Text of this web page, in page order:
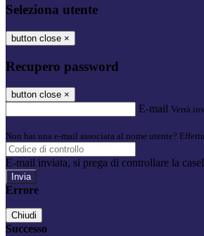
Seleziona utente
button close ×
Recupero password
button close ×
E-mail Verrà
Non hai una e-mail associata al nome utente?
E-mail inviata, si prega di controllare la
Errore
Chiudi
Successo